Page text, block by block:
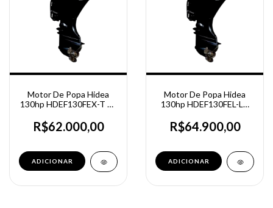
Motor De Popa Hidea
130hp HDEF130FEX-T 4t
Rotante
R$62.000,00
Motor De Popa Hidea
130hp HDEF130FEL-LT
Power trim tilt - Rabeta
25"
R$64.900,00